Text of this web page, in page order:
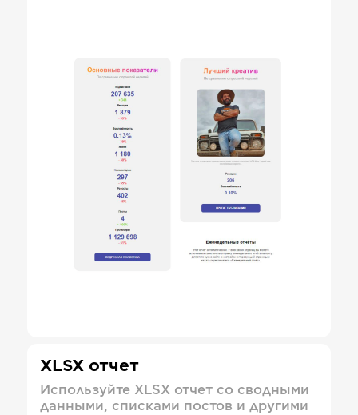
XLSX отчет
Используйте XLSX отчет со сводными
данными, списками постов и другими